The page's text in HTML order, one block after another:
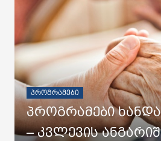
ᲞᲠᲝᲒᲠᲐᲛᲔᲑᲘ
პროგრამები
– კვლევის